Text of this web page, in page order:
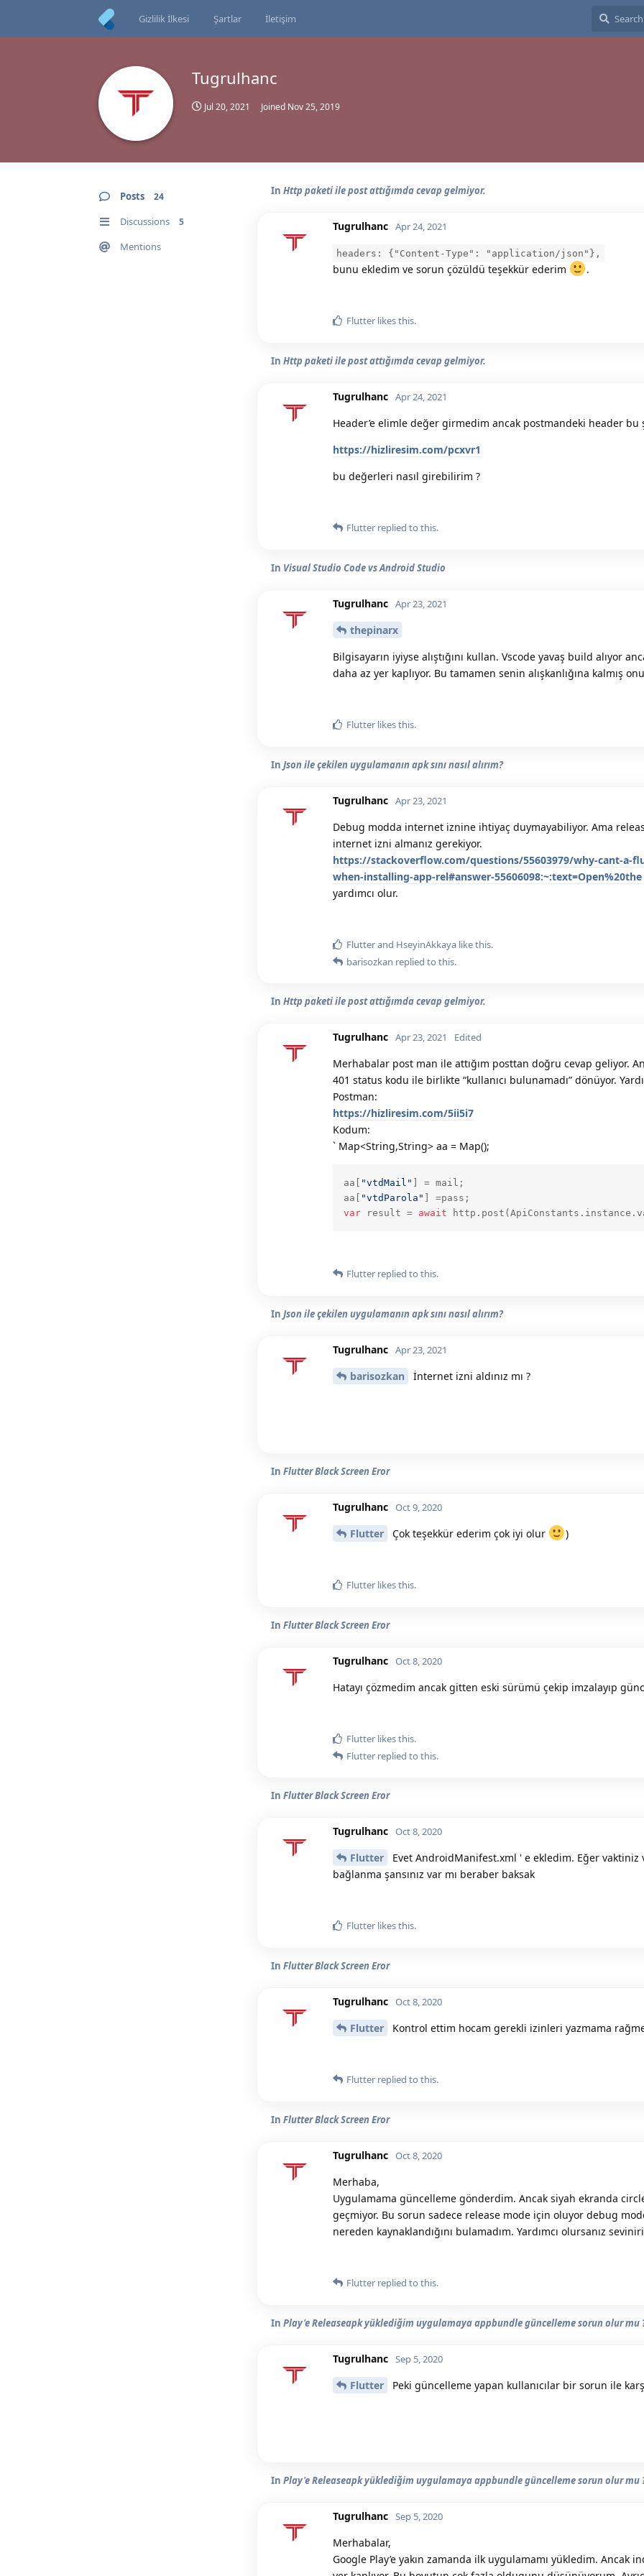
Gizlilik İlkesi Şartlar İletişim
Tugrulhanc
Jul 20, 2021 Joined Nov 25, 2019
Posts 24
Discussions 5
Mentions
In Http paketi ile post attığımda cevap gelmiyor.
Tugrulhanc Apr 24, 2021
headers: {"Content-Type": "application/json"},
bunu ekledim ve sorun çözüldü teşekkür ederim .
Flutter likes this.
In Http paketi ile post attığımda cevap gelmiyor.
Tugrulhanc Apr 24, 2021
Header’e elimle değer girmedim ancak postmandeki header bu
https://hizliresim.com/pcxvr1
bu değerleri nasıl girebilirim ?
Flutter replied to this.
In Visual Studio Code vs Android Studio
Tugrulhanc Apr 23, 2021
thepinarx
Bilgisayarın iyiyse alıştığını kullan. Vscode yavaş build alıyor
daha az yer kaplıyor. Bu tamamen senin alışkanlığına kalmış
Flutter likes this.
In Json ile çekilen uygulamanın apk sını nasıl alırım?
Tugrulhanc Apr 23, 2021
Debug modda internet iznine ihtiyaç duymayabiliyor. Ama
internet izni almanız gerekiyor.
https://stackoverflow.com/questions/55603979/why-cant-a-
when-installing-app-rel#answer-55606098:~:text=Open%20the
yardımcı olur.
Flutterand HseyinAkkaya like this.
barisozkan replied to this.
In Http paketi ile post attığımda cevap gelmiyor.
Tugrulhanc Apr 23, 2021 Edited
Merhabalar post man ile attığım posttan doğru cevap geliyor.
401 status kodu ile birlikte “kullanıcı bulunamadı” dönüyor.
Postman:
https://hizliresim.com/5ii5i7
Kodum:
` Map<String,String> aa = Map();
aa[ "vtdMail"
] = mail;
aa[
"vtdParola"
var result = await
Flutter replied to this.
In Json ile çekilen uygulamanın apk sını nasıl alırım?
Tugrulhanc Apr 23, 2021
barisozkan İnternet izni aldınız mı ?
In Flutter Black Screen Eror
Tugrulhanc Oct 9, 2020
Flutter Çok teşekkür ederim çok iyi olur )
Flutter likes this.
In Flutter Black Screen Eror
Tugrulhanc Oct 8, 2020
Hatayı çözmedim ancak gitten eski sürümü çekip imzalayıp
Flutter likes this.
Flutter replied to this.
In Flutter Black Screen Eror
Tugrulhanc Oct 8, 2020
Flutter
Evet AndroidManifest.xml ' e ekledim. Eğer vaktiniz
bağlanma şansınız var mı beraber baksak
Flutter likes this.
In Flutter Black Screen Eror
Tugrulhanc Oct 8, 2020
Flutter Kontrol ettim hocam gerekli izinleri yazmama
Flutter replied to this.
In Flutter Black Screen Eror
Tugrulhanc Oct 8, 2020
Merhaba,
Uygulamama güncelleme gönderdim. Ancak siyah ekranda
geçmiyor. Bu sorun sadece release mode için oluyor debug
nereden kaynaklandığını bulamadım. Yardımcı olursanız
Flutter replied to this.
In Play'e Releaseapk yüklediğim uygulamaya appbundle güncelleme sorun olur mu
Tugrulhanc Sep 5, 2020
Flutter Peki güncelleme yapan kullanıcılar bir sorun ile
In Play'e Releaseapk yüklediğim uygulamaya appbundle güncelleme sorun olur mu
Tugrulhanc Sep 5, 2020
Merhabalar,
Google Play’e yakın zamanda ilk uygulamamı yükledim.